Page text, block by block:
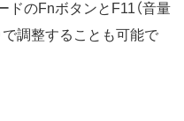
ドのFnボタンとF11（音量
で調整することも可能で